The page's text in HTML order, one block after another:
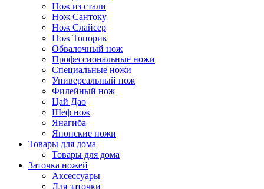
Нож из стали
Нож Сантоку
Нож Слайсер
Нож Топорик
Обвалочный нож
Профессиональные ножи
Специальные ножи
Универсальный нож
Филейный нож
Цай Дао
Шеф нож
Янагиба
Японские ножи
Товары для дома
Товары для дома
Заточка ножей
Аксессуары
Для заточки